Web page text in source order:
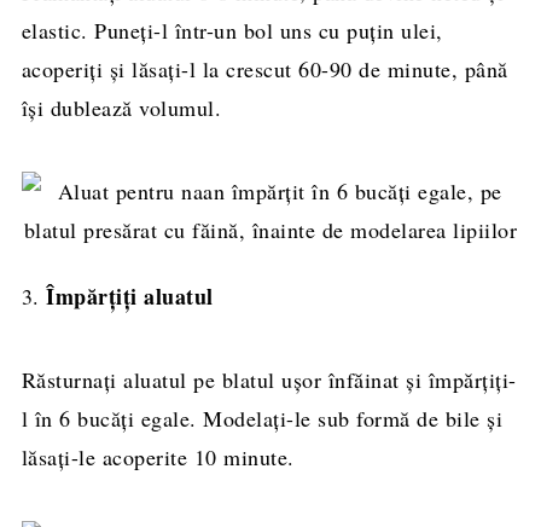
elastic. Puneți-l într-un bol uns cu puțin ulei,
acoperiți și lăsați-l la crescut 60-90 de minute, până
își dublează volumul.
3. Împărțiți aluatul
Răsturnați aluatul pe blatul ușor înfăinat și împărțiți-
l în 6 bucăți egale. Modelați-le sub formă de bile și
lăsați-le acoperite 10 minute.